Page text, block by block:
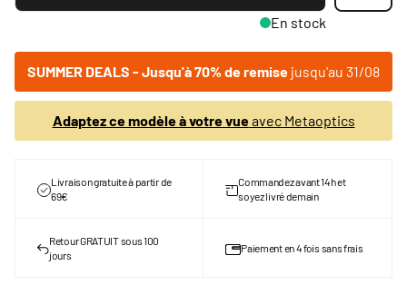
En stock
SUMMER DEALS - Jusqu'à 70% de remise jusqu'au 31/08
Adaptez ce modèle à votre vueavec Metaoptics
Livraison gratuite à partir de
69€
Commandez avant 14h et
soyez livré demain
Retour GRATUIT sous 100
jours
Paiement en 4 fois sans frais